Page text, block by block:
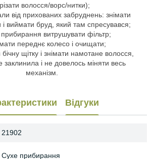
волосся/ворс/нитки);
від прихованих забруднень: знімати
і виймати бруд, який там спресувався;
витрушувати фільтр;
переднє колесо і очищати;
щітку і знімати намотане волосся,
заклинила і не довелось міняти весь
механізм.
Відгуки
21902
Сухе прибирання